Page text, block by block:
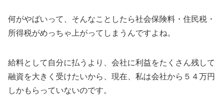
何がやばいって、そんなことしたら社会保険料・住民税・
所得税がめっちゃ上がってしまうんですよね。
給料として自分に払うより、会社に利益をたくさん残して
融資を大きく受けたいから、現在、私は会社から５４万円
しかもらっていないのです。